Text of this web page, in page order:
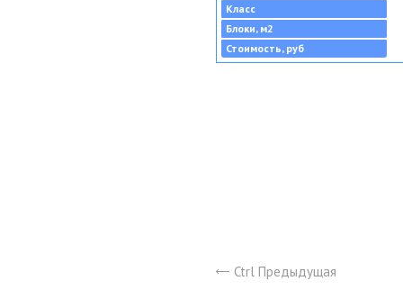
Класс
Блоки, м2
Стоимость, руб
Ctrl Предыдущая